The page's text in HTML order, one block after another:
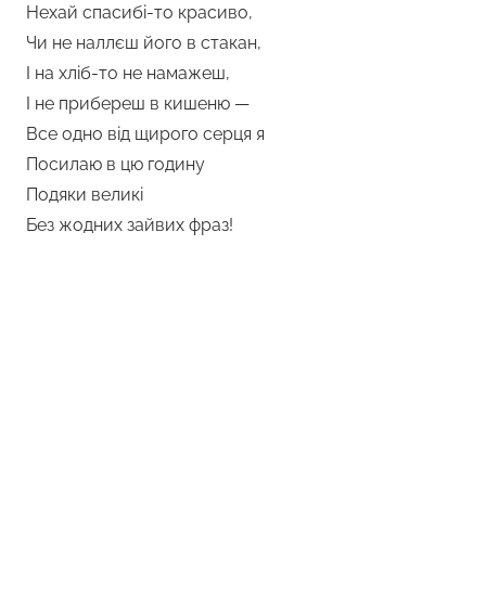
Нехай спасибі-то красиво,
Чи не наллєш його в стакан,
І на хліб-то не намажеш,
І не прибереш в кишеню —
Все одно від щирого серця я
Посилаю в цю годину
Подяки великі
Без жодних зайвих фраз!